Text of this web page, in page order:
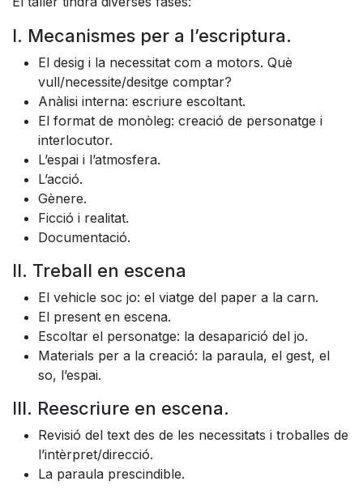
I. Mecanismes per a l’escriptura.
El desig i la necessitat com a motors. Què
vull/necessite/desitge comptar?
Anàlisi interna: escriure escoltant.
El format de monòleg: creació de personatge i
interlocutor.
L’espai i l’atmosfera.
L’acció.
Gènere.
Ficció i realitat.
Documentació.
II. Treball en escena
El vehicle soc jo: el viatge del paper a la carn.
El present en escena.
Escoltar el personatge: la desaparició del jo.
Materials per a la creació: la paraula, el gest, el
so, l’espai.
III. Reescriure en escena.
Revisió del text des de les necessitats i troballes de
l’intèrpret/direcció.
La paraula prescindible.